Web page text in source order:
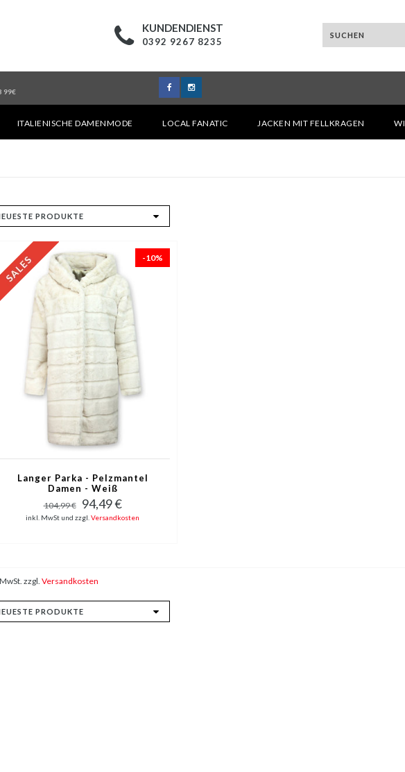
KUNDENDIENST
0392 9267 8235
99€
ITALIENISCHE DAMENMODE LOCAL FANATIC JACKEN MIT FELLKRAGEN
-10%
Langer Parka - Pelzmantel
Damen - Weiß
104,99 € 94,49 €
inkl. MwSt und zzgl.Versandkosten
zzgl. Versandkosten